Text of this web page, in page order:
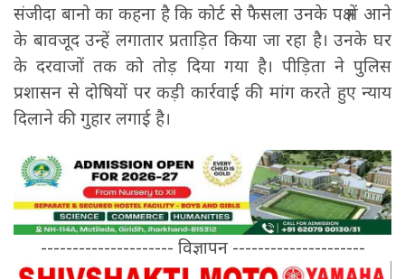
संजीदा बानो का कहना है कि कोर्ट से फैसला उनके पक्ष में आने
के बावजूद उन्हें लगातार प्रताड़ित किया जा रहा है। उनके घर
के दरवाजों तक को तोड़ दिया गया है। पीड़िता ने पुलिस
प्रशासन से दोषियों पर कड़ी कार्रवाई की मांग करते हुए न्याय
दिलाने की गुहार लगाई है।
--------------------- विज्ञापन ---------------------